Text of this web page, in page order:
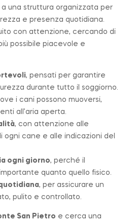
una struttura organizzata per
e presenza quotidiana.
con attenzione, cercando di
possibile piacevole e
, pensati per garantire
durante tutto il soggiorno.
i cani possono muoversi,
all’aria aperta.
, con attenzione alle
cane e alle indicazioni del
ogni giorno, perché il
quanto quello fisico.
, per assicurare un
pulito e controllato.
San Pietro e cerca una